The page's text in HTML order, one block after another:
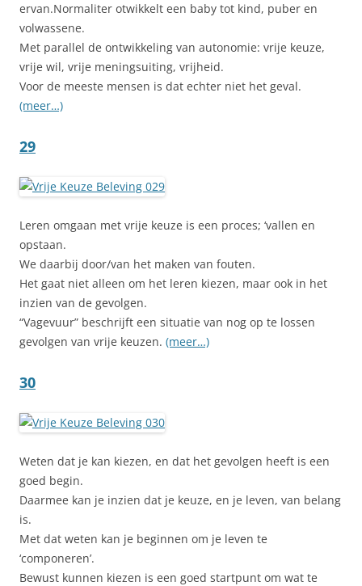
ervan.Normaliter otwikkelt een baby tot kind, puber en
volwassene.
Met parallel de ontwikkeling van autonomie: vrije keuze,
vrije wil, vrije meningsuiting, vrijheid.
Voor de meeste mensen is dat echter niet het geval.
(meer…)
29
Leren omgaan met vrije keuze is een proces; ‘vallen en
opstaan.
We daarbij door/van het maken van fouten.
Het gaat niet alleen om het leren kiezen, maar ook in het
inzien van de gevolgen.
“Vagevuur” beschrijft een situatie van nog op te lossen
gevolgen van vrije keuzen. (meer…)
30
Weten dat je kan kiezen, en dat het gevolgen heeft is een
goed begin.
Daarmee kan je inzien dat je keuze, en je leven, van belang
is.
Met dat weten kan je beginnen om je leven te
‘componeren’.
Bewust kunnen kiezen is een goed startpunt om wat te